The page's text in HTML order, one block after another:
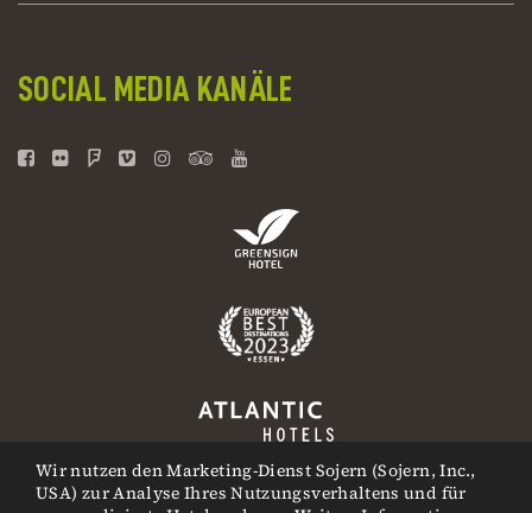
Wir nutzen den Marketing-Dienst Sojern (Sojern, Inc.,
USA) zur Analyse Ihres Nutzungsverhaltens und für
SOCIAL MEDIA KANÄLE